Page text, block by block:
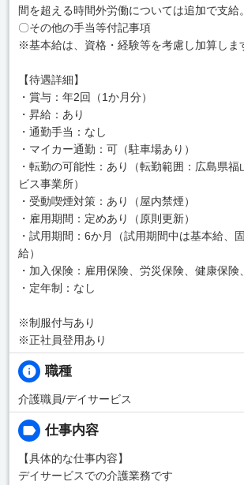
間を超える時間外労働については追加で支給。
〇その他の手当等付記事項
※基本給は、資格・経験等を考慮し加算しま
【待遇詳細】
・賞与：年2回（1か月分）
・昇給：あり
・通勤手当：なし
・マイカー通勤：可（駐車場あり）
・転勤の可能性：あり（転勤範囲：広島県福
ビス事業所）
・受動喫煙対策：あり（屋内禁煙）
・雇用期間：定めあり（原則更新）
・試用期間：6か月（試用期間中は基本給、
給）
・加入保険：雇用保険、労災保険、健康保険
・定年制：なし
※制服付与あり
※正社員登用あり
職種
介護職員/デイサービス
仕事内容
【具体的な仕事内容】
デイサービスでの介護業務です